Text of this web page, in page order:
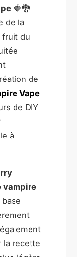
🍓🐉
de la
fruit du
de
Vape
de DIY
à
vampire
la recette